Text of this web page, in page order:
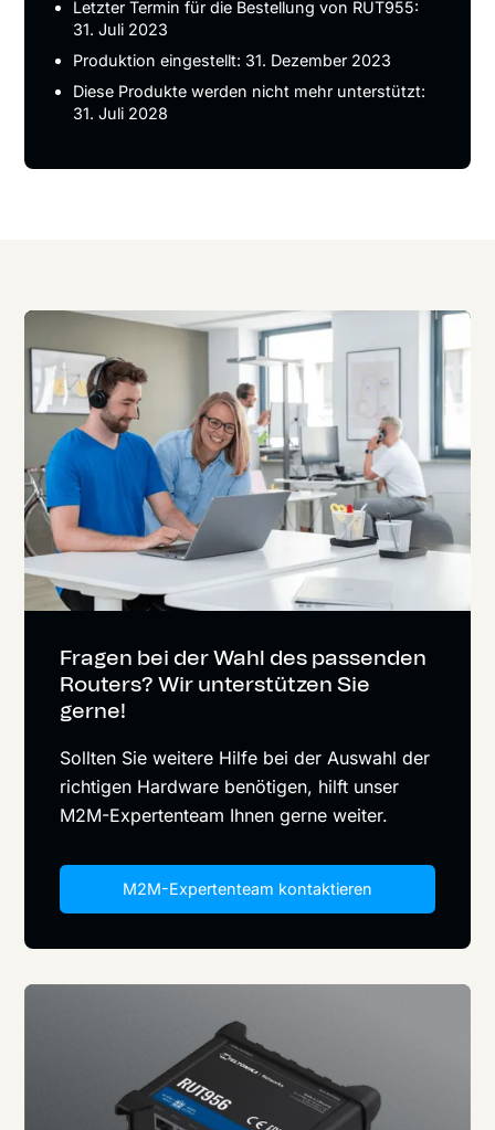
Letzter Termin für die Bestellung von RUT955:
31. Juli 2023
Produktion eingestellt: 31. Dezember 2023
Diese Produkte werden nicht mehr unterstützt:
31. Juli 2028
Fragen bei der Wahl des passenden
Routers? Wir unterstützen Sie
gerne!
Sollten Sie weitere Hilfe bei der Auswahl der
richtigen Hardware benötigen, hilft unser
M2M-Expertenteam Ihnen gerne weiter.
M2M-Expertenteam kontaktieren